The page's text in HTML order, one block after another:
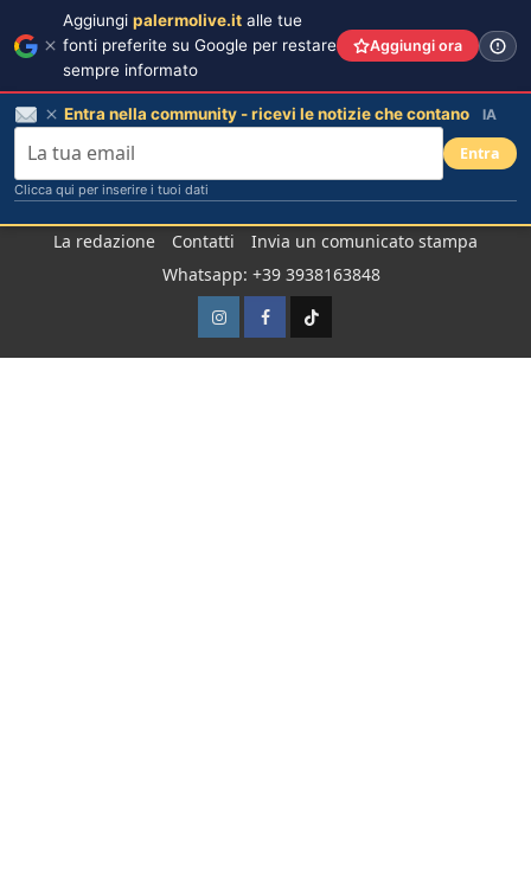
La redazione Contatti
Invia un comunicato stampa
Whatsapp: +39 3938163848
InstagramFacebook
TikTok
Aggiungi palermolive.it alle tue
fonti preferite su Google per restare
sempre informato
Aggiungi ora
Entra nella community - ricevi le notizie che contano IA
Entra
Clicca qui per inserire i tuoi dati